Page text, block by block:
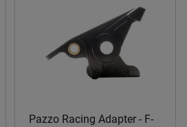
Pazzo Racing Adapter - F-